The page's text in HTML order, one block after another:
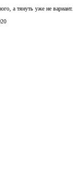
а тянуть уже не вариант.